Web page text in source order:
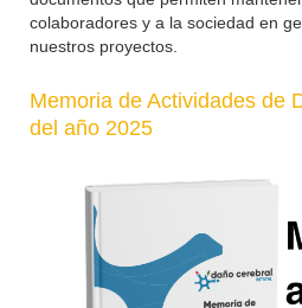
colaboradores y a la sociedad en
nuestros proyectos.
Memoria de Actividades de
del año 2025